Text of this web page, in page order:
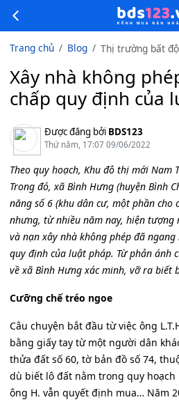
Trang chủ Blog Thị trường bất
Xây nhà không
chấp quy định của
Được đăng bởi BDS123
Thứ năm, 17:07 09/06/2022
Theo quy hoạch, Khu đô thị mới Nam
Trong đó, xã Bình Hưng (huyện Bình
năng số 6 (khu dân cư, một phần cho
nhưng, từ nhiều năm nay, hiện
và nạn xây nhà không phép đã
quy định của luật pháp. Từ phản ánh
về xã Bình Hưng xác minh, vỡ ra biết
Cưỡng chế tréo ngoe
Câu chuyện bắt đầu từ việc ông
bằng giấy tay từ một người dân
thửa đất số 60, tờ bản đồ số 74,
dù biết lô đất nằm trong quy hoạch
ông H. vẫn quyết định mua… Năm